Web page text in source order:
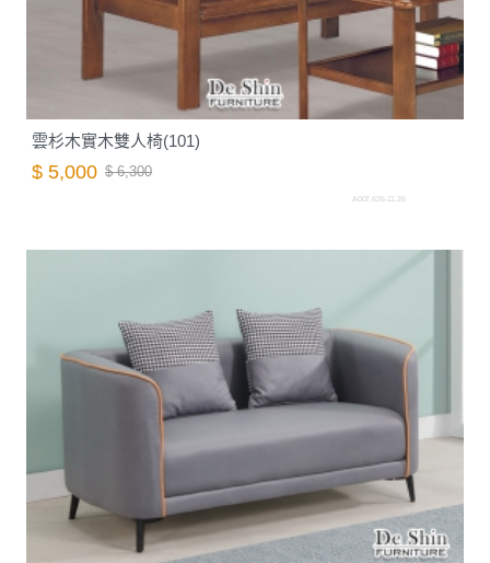
雲杉木實木雙人椅(101)
$ 5,000 $ 6,300
A007.626-11.26